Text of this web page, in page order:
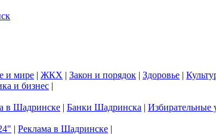
и мире | ЖКХ | Закон и порядок | Здоровье |
и бизнес |
в Шадринске | Банки Шадринска | Избирательные
| Реклама в Шадринске |